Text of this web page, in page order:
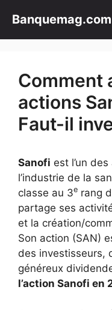
contenu
Banquemag.com
Comment
actions
Faut-il
Sanofi est l’un
l’industrie de la
classe au 3e rang
partage ses
et la création/
Son action (SAN)
des investisseurs,
généreux
l’action Sanofi en